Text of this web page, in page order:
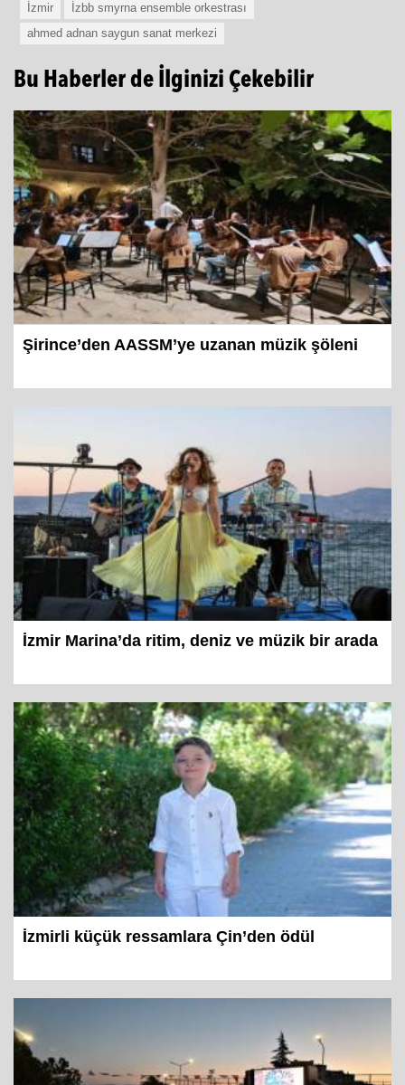
İzmir
İzbb smyrna ensemble orkestrası
ahmed adnan saygun sanat merkezi
Bu Haberler de İlginizi Çekebilir
Şirince’den AASSM’ye uzanan müzik şöleni
İzmir Marina’da ritim, deniz ve müzik bir arada
İzmirli küçük ressamlara Çin’den ödül